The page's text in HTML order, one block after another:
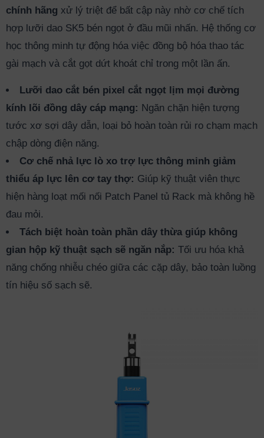
chính hãng xử lý triệt để bất cập này nhờ cơ chế tích
hợp lưỡi dao SK5 bén ngọt ở đầu mũi nhấn. Hệ thống cơ
học thông minh tự động hóa việc đồng bộ hóa thao tác
gài mạch và cắt gọt dứt khoát chỉ trong một lần ấn.
Lưỡi dao cắt bén pixel cắt ngọt lịm mọi đường
kính lõi đồng dây cáp mạng: Ngăn chặn hiện tượng
tước xơ sợi dây dẫn, loại bỏ hoàn toàn rủi ro chạm mạch
chập dòng điện năng.
Cơ chế nhả lực lò xo trợ lực thông minh giảm
thiểu áp lực lên cơ tay thợ: Giúp kỹ thuật viên thực
hiện hàng loạt mối nối Patch Panel tủ Rack mà không hề
đau mỏi.
Tách biệt hoàn toàn phần dây thừa giúp không
gian hộp kỹ thuật sạch sẽ ngăn nắp: Tối ưu hóa khả
năng chống nhiễu chéo giữa các cặp dây, bảo toàn luồng
tín hiệu số sạch sẽ.